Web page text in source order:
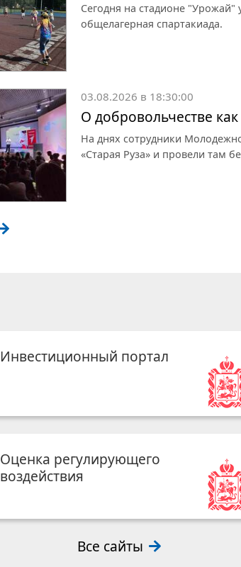
Сегодня на стадионе
общелагерная спартакиада.
03.08.2026 в 18:30:00
О добровольчестве
На днях сотрудники
«Старая Руза» и провели там
Инвестиционный портал
Оценка регулирующего
воздействия
Все сайты